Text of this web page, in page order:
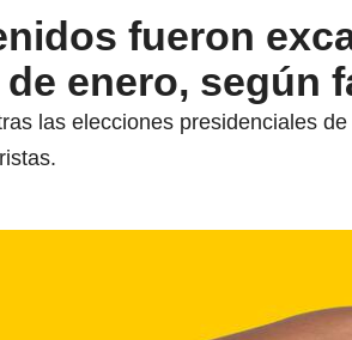
fueron
enero, según
las elecciones presidenciales